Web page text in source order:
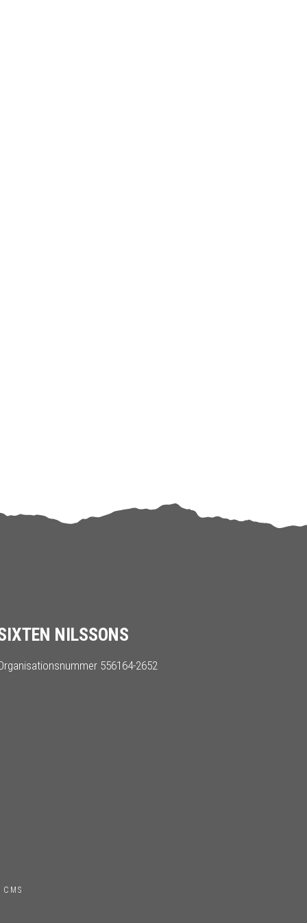
NILSSONS
556164-2652
CMS